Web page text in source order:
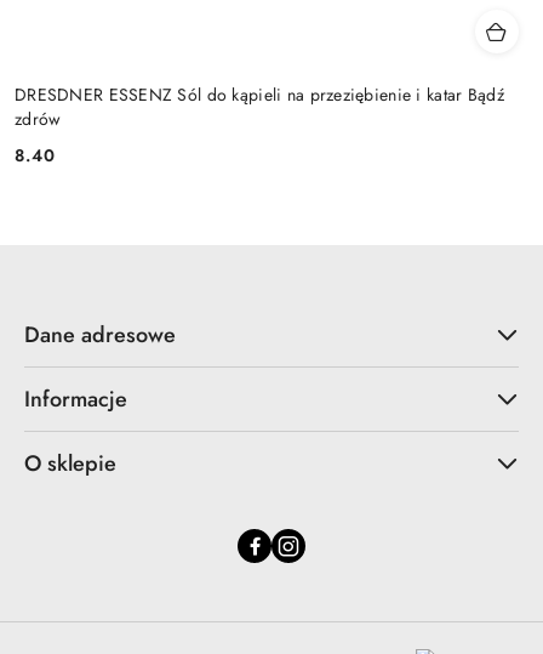
DRESDNER ESSENZ Sól do kąpieli na przeziębienie i katar Bądź
zdrów
Cena:
8.40
Dane adresowe
Informacje
O sklepie